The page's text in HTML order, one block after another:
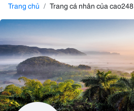
Trang chủ Trang cá nhân của cao248